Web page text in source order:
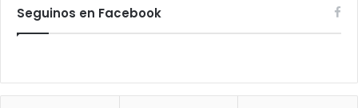
Seguinos en Facebook